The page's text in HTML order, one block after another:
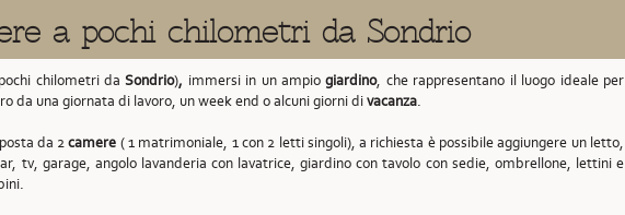
a pochi chilometri da Sondrio
chilometri daSondrio), immersi in un ampiogiardino, che rappresentano il luogo ideale per
da una giornata di lavoro, un week end o alcuni giorni divacanza.
da 2camere ( 1 matrimoniale, 1 con 2 letti singoli), a richiesta è possibile aggiungere un letto,
tv, garage, angolo lavanderia con lavatrice, giardino con tavolo con sedie, ombrellone, lettini e